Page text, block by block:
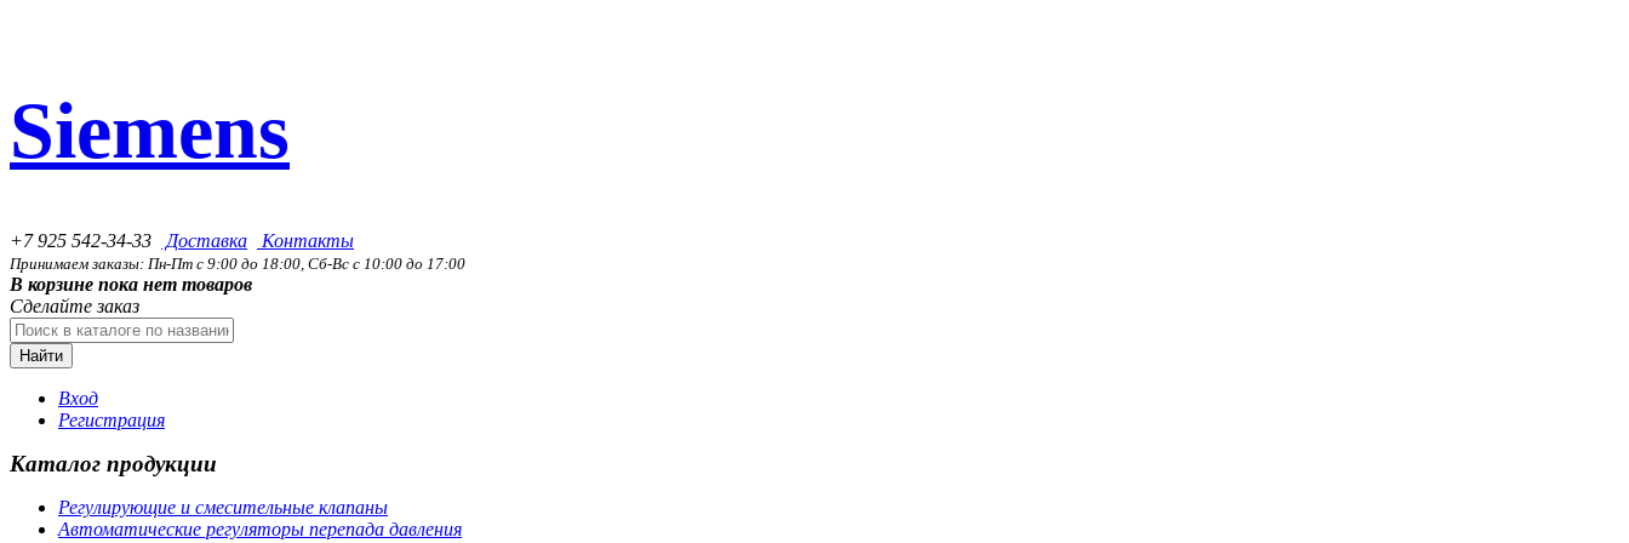
Siemens
+7 925 542-34-33 Доставка Контакты
Принимаем заказы: Пн-Пт с 9:00 до 18:00, Сб-Вс с 10:00 до 17:00
В корзине пока нет товаров
Сделайте заказ
Найти
Вход
Регистрация
Каталог продукции
Регулирующие и смесительные клапаны
Автоматические регуляторы перепада давления